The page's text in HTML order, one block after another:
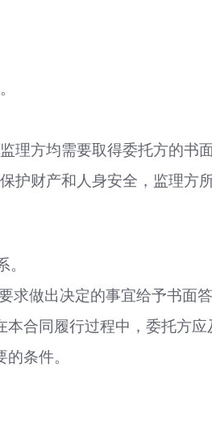
。
方均需要取得委托方的书
护财产和人身安全，监理方
求做出决定的事宜给予书面答
合同履行过程中，委托方
条件。